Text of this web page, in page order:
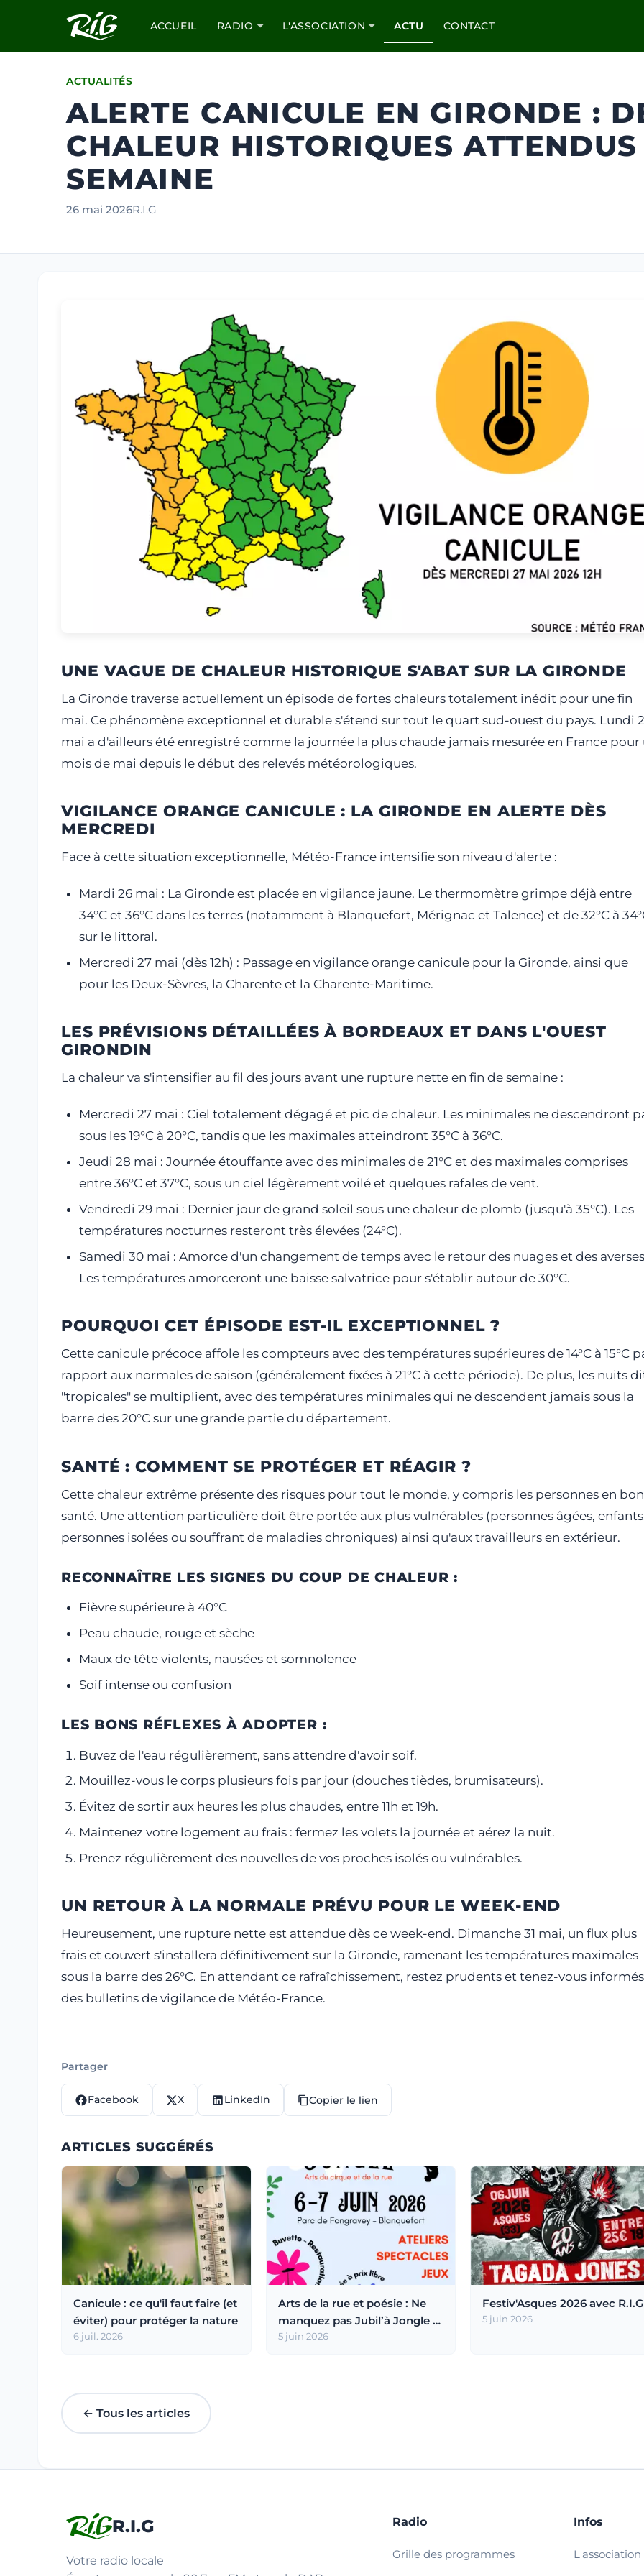
ACCUEIL RADIO L'ASSOCIATION ACTU CONTACT
ACTUALITÉS
ALERTE CANICULE EN GIRONDE :
CHALEUR HISTORIQUES ATTENDUS
SEMAINE
26 mai 2026R.I.G
UNE VAGUE DE CHALEUR HISTORIQUE S'ABAT SUR LA GIRONDE
La Gironde traverse actuellement un épisode de fortes chaleurs totalement inédit pour une fin
mai. Ce phénomène exceptionnel et durable s'étend sur tout le quart sud-ouest du pays. Lundi
mai a d'ailleurs été enregistré comme la journée la plus chaude jamais mesurée en France pour
mois de mai depuis le début des relevés météorologiques.
VIGILANCE ORANGE CANICULE : LA GIRONDE EN ALERTE DÈS
MERCREDI
Face à cette situation exceptionnelle, Météo-France intensifie son niveau d'alerte :
Mardi 26 mai : La Gironde est placée en vigilance jaune. Le thermomètre grimpe déjà entre
34°C et 36°C dans les terres (notamment à Blanquefort, Mérignac et Talence) et de 32°C à
sur le littoral.
Mercredi 27 mai (dès 12h) : Passage en vigilance orange canicule pour la Gironde, ainsi que
pour les Deux-Sèvres, la Charente et la Charente-Maritime.
LES PRÉVISIONS DÉTAILLÉES À BORDEAUX ET DANS L'OUEST
GIRONDIN
La chaleur va s'intensifier au fil des jours avant une rupture nette en fin de semaine :
Mercredi 27 mai : Ciel totalement dégagé et pic de chaleur. Les minimales ne descendront
sous les 19°C à 20°C, tandis que les maximales atteindront 35°C à 36°C.
Jeudi 28 mai : Journée étouffante avec des minimales de 21°C et des maximales comprises
entre 36°C et 37°C, sous un ciel légèrement voilé et quelques rafales de vent.
Vendredi 29 mai : Dernier jour de grand soleil sous une chaleur de plomb (jusqu'à 35°C). Les
températures nocturnes resteront très élevées (24°C).
Samedi 30 mai : Amorce d'un changement de temps avec le retour des nuages et des
Les températures amorceront une baisse salvatrice pour s'établir autour de 30°C.
POURQUOI CET ÉPISODE EST-IL EXCEPTIONNEL ?
Cette canicule précoce affole les compteurs avec des températures supérieures de 14°C à 15°C
rapport aux normales de saison (généralement fixées à 21°C à cette période). De plus, les nuits
"tropicales" se multiplient, avec des températures minimales qui ne descendent jamais sous la
barre des 20°C sur une grande partie du département.
SANTÉ : COMMENT SE PROTÉGER ET RÉAGIR ?
Cette chaleur extrême présente des risques pour tout le monde, y compris les personnes en
santé. Une attention particulière doit être portée aux plus vulnérables (personnes âgées,
personnes isolées ou souffrant de maladies chroniques) ainsi qu'aux travailleurs en extérieur.
RECONNAÎTRE LES SIGNES DU COUP DE CHALEUR :
Fièvre supérieure à 40°C
Peau chaude, rouge et sèche
Maux de tête violents, nausées et somnolence
Soif intense ou confusion
LES BONS RÉFLEXES À ADOPTER :
Buvez de l'eau régulièrement, sans attendre d'avoir soif.
Mouillez-vous le corps plusieurs fois par jour (douches tièdes, brumisateurs).
Évitez de sortir aux heures les plus chaudes, entre 11h et 19h.
Maintenez votre logement au frais : fermez les volets la journée et aérez la nuit.
Prenez régulièrement des nouvelles de vos proches isolés ou vulnérables.
UN RETOUR À LA NORMALE PRÉVU POUR LE WEEK-END
Heureusement, une rupture nette est attendue dès ce week-end. Dimanche 31 mai, un flux plus
frais et couvert s'installera définitivement sur la Gironde, ramenant les températures maximales
sous la barre des 26°C. En attendant ce rafraîchissement, restez prudents et tenez-vous informés
des bulletins de vigilance de Météo-France.
Partager
Facebook X LinkedIn Copier le lien
ARTICLES SUGGÉRÉS
Canicule : ce qu'il faut faire (et
éviter) pour protéger la nature
6 juil. 2026
Arts de la rue et poésie : Ne
manquez pas Jubil’à Jongle à
Blanquefort
5 juin 2026
Festiv'Asques 2026 avec
5 juin 2026
← Tous les articles
R.I.G
Votre radio locale
Radio
Grille des programmes
Infos
L'association